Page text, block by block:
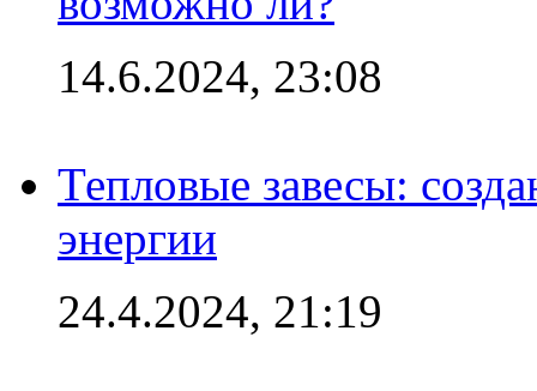
14.6.2024, 23:08
Тепловые завесы:
энергии
24.4.2024, 21:19